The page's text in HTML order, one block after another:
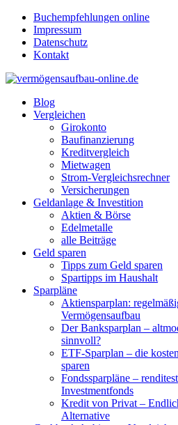
Buchempfehlungen online
Impressum
Datenschutz
Kontakt
Blog
Vergleichen
Girokonto
Baufinanzierung
Kreditvergleich
Mietwagen
Strom-Vergleichsrechner
Versicherungen
Geldanlage & Investition
Aktien & Börse
Edelmetalle
alle Beiträge
Geld sparen
Tipps zum Geld sparen
Spartipps im Haushalt
Sparpläne
Aktiensparplan:
Vermögensaufbau
Der Banksparplan –
sinnvoll?
ETF-Sparplan – die
sparen
Fondssparpläne –
Investmentfonds
Kredit von Privat –
Alternative